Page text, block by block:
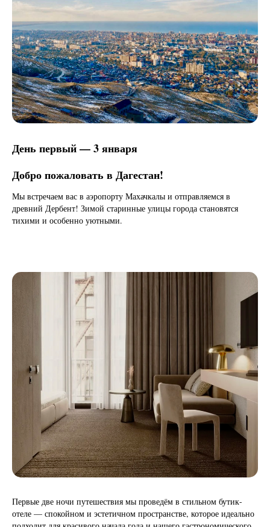
День первый — 3 января
Добро пожаловать в Дагестан!
Мы встречаем вас в аэропорту Махачкалы и отправляемся в
древний Дербент! Зимой старинные улицы города становятся
тихими и особенно уютными.
Первые две ночи путешествия мы проведём в стильном бутик-
отеле — спокойном и эстетичном пространстве, которое идеально